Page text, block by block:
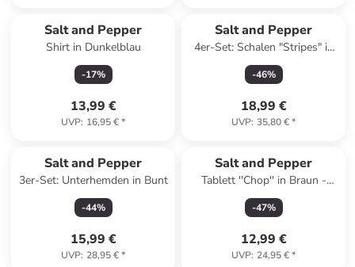
Salt and Pepper
Shirt in Dunkelblau
-17%
13,99 €
UVP: 16,95 €*
Salt and Pepper
4er-Set: Schalen "Stripes" in
Weiß/ Blau - (H)3,5 x Ø 23,5
cm
-46%
18,99 €
UVP: 35,80 €*
Salt and Pepper
3er-Set: Unterhemden in Bunt
-44%
15,99 €
UVP: 28,95 €*
Salt and Pepper
Tablett ''Chop'' in Braun -
(H)3,5 x Ø 25 cm
-47%
12,99 €
UVP: 24,95 €*